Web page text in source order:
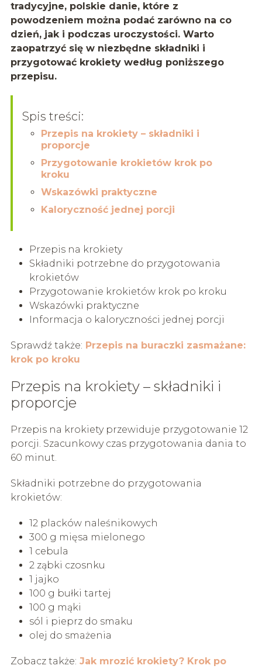
tradycyjne, polskie danie, które z
powodzeniem można podać zarówno na co
dzień, jak i podczas uroczystości. Warto
zaopatrzyć się w niezbędne składniki i
przygotować krokiety według poniższego
przepisu.
Spis treści:
Przepis na krokiety – składniki i
proporcje
Przygotowanie krokietów krok po
kroku
Wskazówki praktyczne
Kaloryczność jednej porcji
Przepis na krokiety
Składniki potrzebne do przygotowania
krokietów
Przygotowanie krokietów krok po kroku
Wskazówki praktyczne
Informacja o kaloryczności jednej porcji
Sprawdź także: Przepis na buraczki zasmażane:
krok po kroku
Przepis na krokiety – składniki i
proporcje
Przepis na krokiety przewiduje przygotowanie 12
porcji. Szacunkowy czas przygotowania dania to
60 minut.
Składniki potrzebne do przygotowania
krokietów:
12 placków naleśnikowych
300 g mięsa mielonego
1 cebula
2 ząbki czosnku
1 jajko
100 g bułki tartej
100 g mąki
sól i pieprz do smaku
olej do smażenia
Zobacz także: Jak mrozić krokiety? Krok po